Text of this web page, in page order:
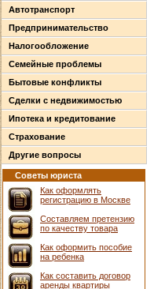
Автотранспорт
Предпринимательство
Налогообложение
Семейные проблемы
Бытовые конфликты
Сделки с недвижимостью
Ипотека и кредитование
Страхование
Другие вопросы
Советы юриста
Как оформлять
регистрацию в Москве
Составляем претензию
по качеству товара
Как оформить пособие
на ребенка
Как составить договор
аренды квартиры